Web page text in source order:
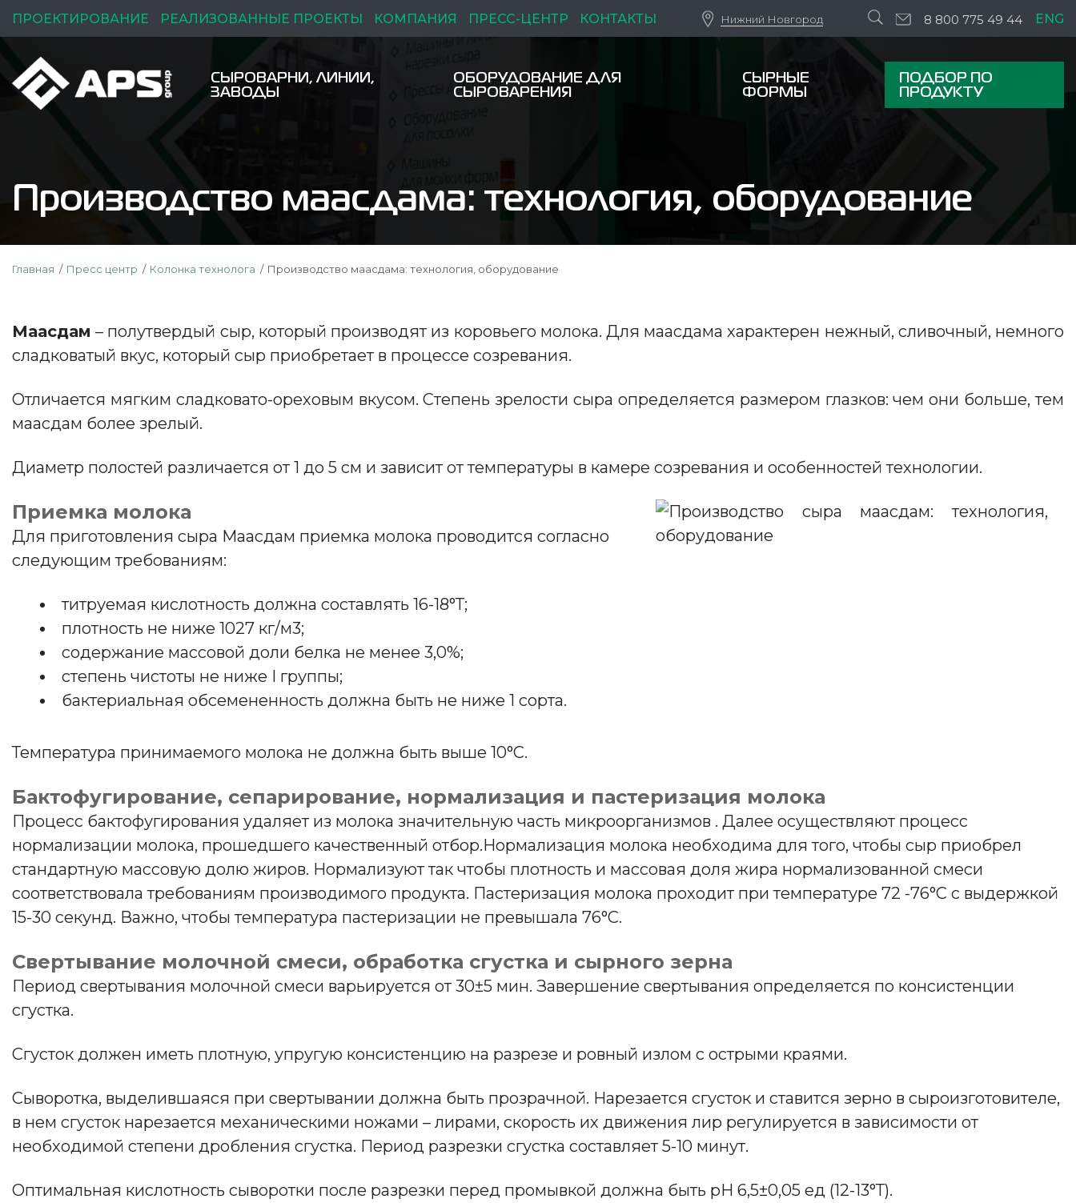
ПРОЕКТИРОВАНИЕ РЕАЛИЗОВАННЫЕ ПРОЕКТЫ КОМПАНИЯ ПРЕСС-ЦЕНТР КОНТАКТЫ Нижний Новгород 8 800 775 49 44 ENG
СЫРОВАРНИ, ЛИНИИ,
ЗАВОДЫ
ОБОРУДОВАНИЕ ДЛЯ
СЫРОВАРЕНИЯ
СЫРНЫЕ
ФОРМЫ
ПОДБОР ПО
ПРОДУКТУ
Производство маасдама: технология, оборудование
Главная Пресс центр Колонка технолога Производство маасдама: технология, оборудование
Маасдам – полутвердый сыр, который производят из коровьего молока. Для маасдама характерен нежный, сливочный, немного
сладковатый вкус, который сыр приобретает в процессе созревания.
Отличается мягким сладковато-ореховым вкусом. Степень зрелости сыра определяется размером глазков: чем они больше, тем
маасдам более зрелый.
Диаметр полостей различается от 1 до 5 см и зависит от температуры в камере созревания и особенностей технологии.
Приемка молока
Для приготовления сыра Маасдам приемка молока проводится согласно
следующим требованиям:
титруемая кислотность должна составлять 16-18°Т;
плотность не ниже 1027 кг/м3;
содержание массовой доли белка не менее 3,0%;
степень чистоты не ниже I группы;
бактериальная обсемененность должна быть не ниже 1 сорта.
Температура принимаемого молока не должна быть выше 10°С.
Бактофугирование, сепарирование, нормализация и пастеризация молока
Процесс бактофугирования удаляет из молока значительную часть микроорганизмов . Далее осуществляют процесс
нормализации молока, прошедшего качественный отбор.Нормализация молока необходима для того, чтобы сыр приобрел
стандартную массовую долю жиров. Нормализуют так чтобы плотность и массовая доля жира нормализованной смеси
соответствовала требованиям производимого продукта. Пастеризация молока проходит при температуре 72 -76°С с выдержкой
15-30 секунд. Важно, чтобы температура пастеризации не превышала 76°С.
Свертывание молочной смеси, обработка сгустка и сырного зерна
Период свертывания молочной смеси варьируется от 30±5 мин. Завершение свертывания определяется по консистенции
сгустка.
Сгусток должен иметь плотную, упругую консистенцию на разрезе и ровный излом с острыми краями.
Сыворотка, выделившаяся при свертывании должна быть прозрачной. Нарезается сгусток и ставится зерно в сыроизготовителе,
в нем сгусток нарезается механическими ножами – лирами, скорость их движения лир регулируется в зависимости от
необходимой степени дробления сгустка. Период разрезки сгустка составляет 5-10 минут.
Оптимальная кислотность сыворотки после разрезки перед промывкой должна быть рН 6,5±0,05 ед (12-13°Т).